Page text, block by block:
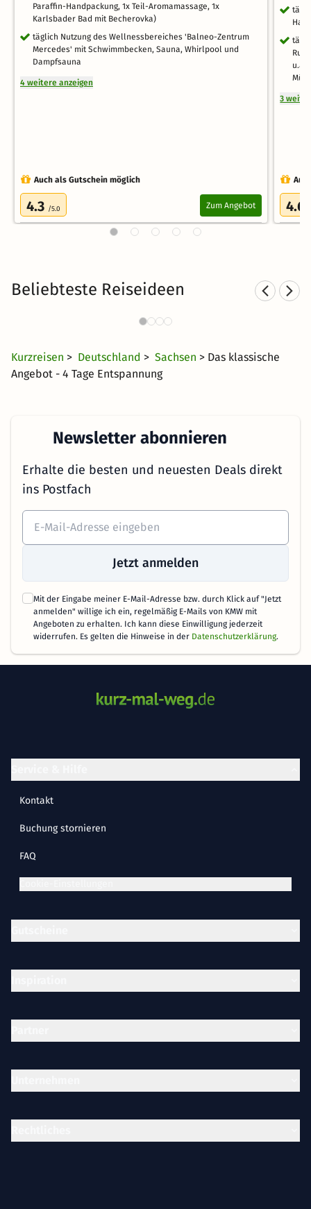
Paraffin-Handpackung, 1x Teil-Aromamassage, 1x
Karlsbader Bad mit Becherovka)
täglich Nutzung des Wellnessbereiches 'Balneo-Zentrum
Mercedes' mit Schwimmbecken, Sauna, Whirlpool und
Dampfsauna
4 weitere anzeigen
Auch als Gutschein möglich
4.3 /5.0 Zum Angebot
u.a.
3
4.6
Beliebteste Reiseideen
Wellnesshotels im Vogtland
81 Angebote
Kurzreisen > Deutschland > Sachsen > Das klassische
Angebot - 4 Tage Entspannung
Newsletter abonnieren
Erhalte die besten und neuesten Deals direkt
ins Postfach
Jetzt anmelden
Mit der Eingabe meiner E-Mail-Adresse bzw. durch Klick auf "Jetzt
anmelden" willige ich ein, regelmäßig E-Mails von KMW mit
Angeboten zu erhalten. Ich kann diese Einwilligung jederzeit
widerrufen. Es gelten die Hinweise in der Datenschutzerklärung.
Kontakt
Buchung stornieren
FAQ